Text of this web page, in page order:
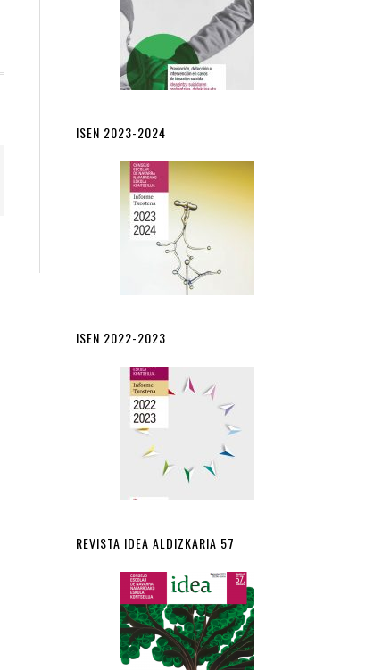
ISEN 2023-2024
ISEN 2022-2023
REVISTA IDEA ALDIZKARIA 57